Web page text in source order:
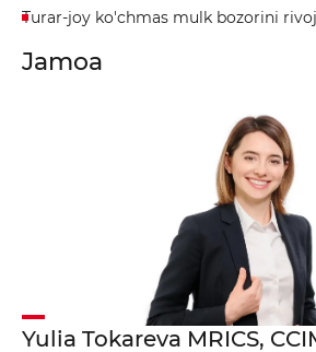
Turar-joy ko'chmas mulk bozorini
Jamoa
Yulia Tokareva MRICS,